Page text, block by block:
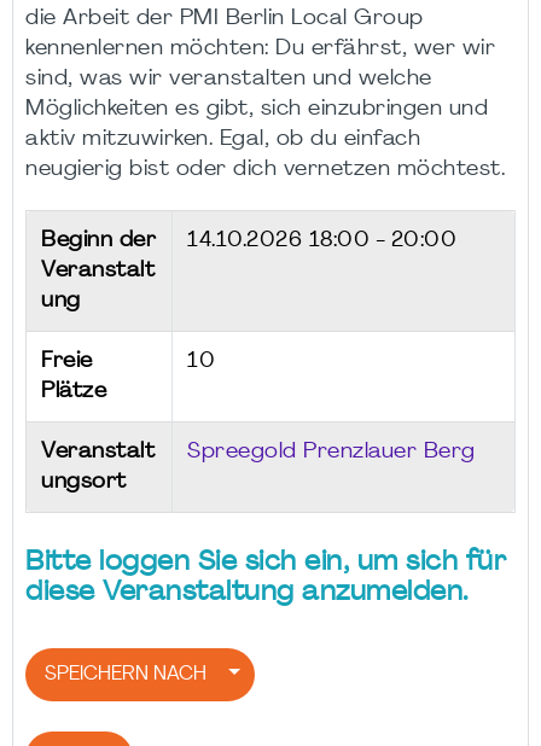
die Arbeit der PMI Berlin Local Group
kennenlernen möchten: Du erfährst, wer wir
sind, was wir veranstalten und welche
Möglichkeiten es gibt, sich einzubringen und
aktiv mitzuwirken. Egal, ob du einfach
neugierig bist oder dich vernetzen möchtest.
Beginn der
Veranstalt
ung
14.10.2026 18:00 - 20:00
Freie
Plätze
10
Veranstalt
ungsort
Spreegold Prenzlauer Berg
Bitte loggen Sie sich ein, um sich für
diese Veranstaltung anzumelden.
SPEICHERN NACH